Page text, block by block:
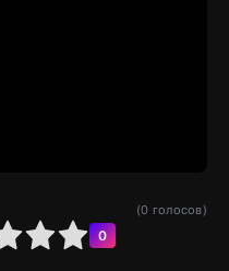
(0 голосов)
0